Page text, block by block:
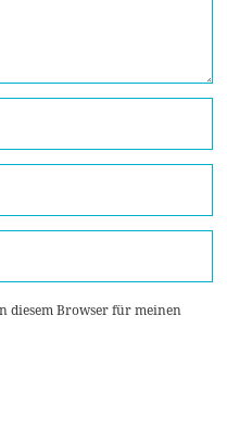
diesem Browser für meinen